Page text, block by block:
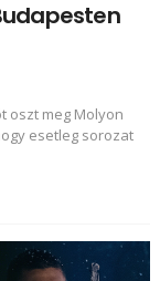
oszt meg Molyon
esetleg sorozat